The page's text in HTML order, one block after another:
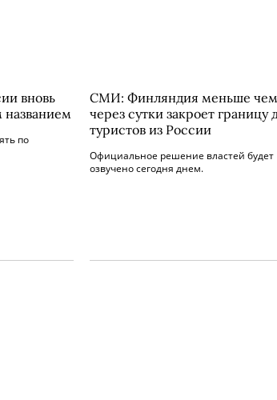
вновь
по
СМИ: Финляндия меньше чем
через сутки закроет границу
туристов из России
Официальное решение властей будет
озвучено сегодня днем.